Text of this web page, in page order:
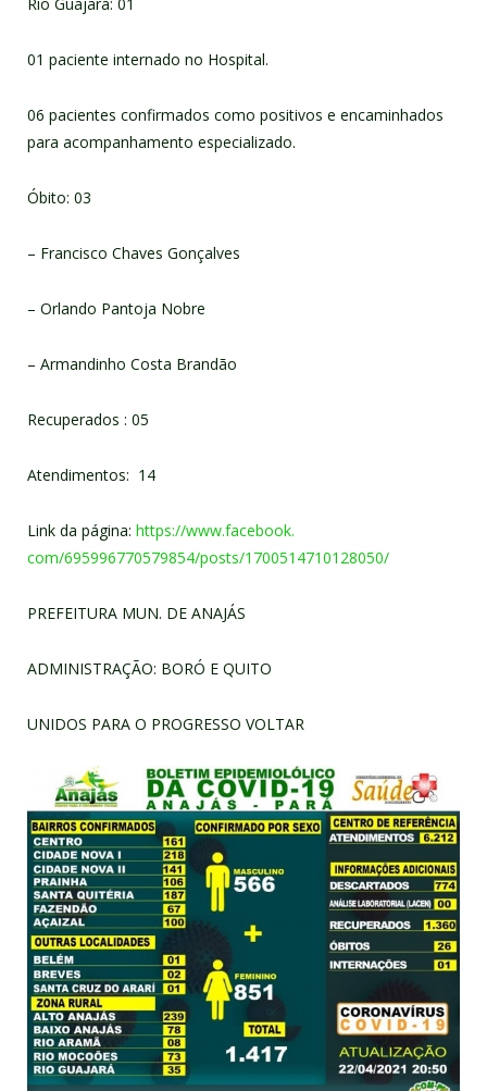
01 paciente internado no Hospital.
06 pacientes confirmados como positivos e encaminhados
para acompanhamento especializado.
Óbito: 03
– Francisco Chaves Gonçalves
– Orlando Pantoja Nobre
– Armandinho Costa Brandão
Recuperados : 05
Atendimentos: 14
Link da página: https://www.facebook.
com/695996770579854/posts/1700514710128050/
PREFEITURA MUN. DE ANAJÁS
ADMINISTRAÇÃO: BORÓ E QUITO
UNIDOS PARA O PROGRESSO VOLTAR